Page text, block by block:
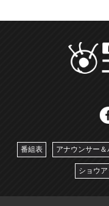
番組表 アナウンサー
ショウ